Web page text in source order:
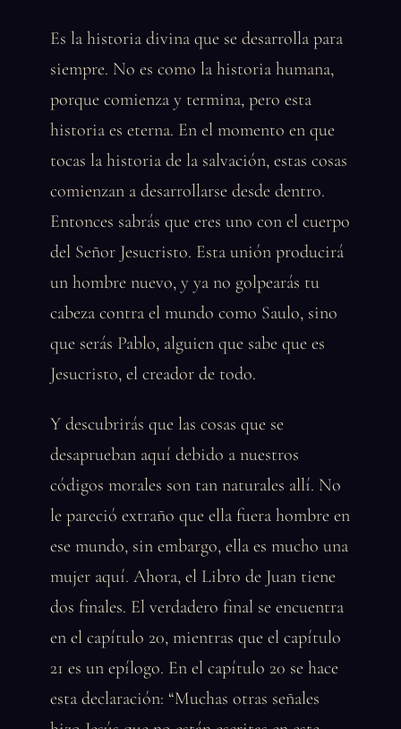
Es la historia divina que se desarrolla para
siempre. No es como la historia humana,
porque comienza y termina, pero esta
historia es eterna. En el momento en que
tocas la historia de la salvación, estas cosas
comienzan a desarrollarse desde dentro.
Entonces sabrás que eres uno con el cuerpo
del Señor Jesucristo. Esta unión producirá
un hombre nuevo, y ya no golpearás tu
cabeza contra el mundo como Saulo, sino
que serás Pablo, alguien que sabe que es
Jesucristo, el creador de todo.
Y descubrirás que las cosas que se
desaprueban aquí debido a nuestros
códigos morales son tan naturales allí. No
le pareció extraño que ella fuera hombre en
ese mundo, sin embargo, ella es mucho una
mujer aquí. Ahora, el Libro de Juan tiene
dos finales. El verdadero final se encuentra
en el capítulo 20, mientras que el capítulo
21 es un epílogo. En el capítulo 20 se hace
esta declaración: “Muchas otras señales